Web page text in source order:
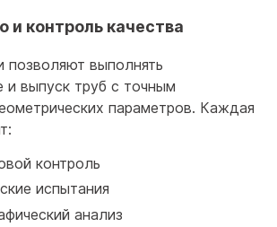
и контроль качества
выполнять
и выпуск труб с точным
параметров. Каждая
контроль
испытания
анализ